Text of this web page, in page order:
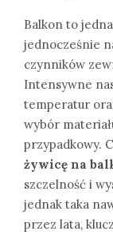
Balkon to
jednocześnie
czynników
Intensywne
temperatur
wybór
przypadkowy.
żywicę na
szczelność i
jednak taka
przez lata,